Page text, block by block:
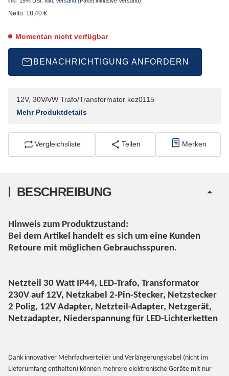
Netto: 18,40 €
Momentan nicht verfügbar
BENACHRICHTIGUNG ANFORDERN
12V, 30VA/W Trafo/Transformator kez0115
Mehr Produktdetails
Vergleichsliste Teilen Merken
BESCHREIBUNG
Hinweis zum Produktzustand:
Bei dem Artikel handelt es sich um eine Kunden
Retoure mit möglichen Gebrauchsspuren.
Netzteil 30 Watt IP44, LED-Trafo, Transformator
230V auf 12V, Netzkabel 2-Pin-Stecker, Netzstecker
2 Polig, 12V Adapter, Netzteil-Adapter, Netzgerät,
Netzadapter, Niederspannung für LED-Lichterketten
Dank innovativer Mehrfachverteiler und Verlängerungskabel (nicht im
Lieferumfang enthalten) können mehrere elektronische Geräte mit nur